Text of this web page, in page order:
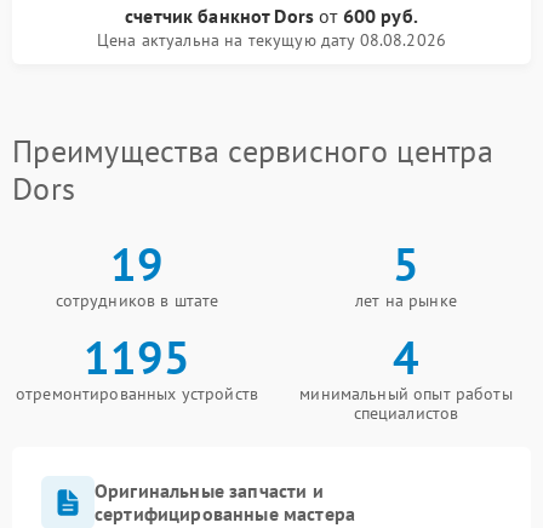
счетчик банкнот Dors от 600 руб.
Цена актуальна на текущую дату 08.08.2026
Преимущества сервисного центра
Dors
19
сотрудников в штате
5
лет на рынке
1195
отремонтированных устройств
4
минимальный опыт работы
специалистов
Оригинальные запчасти и
сертифицированные мастера